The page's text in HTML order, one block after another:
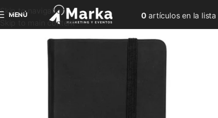
Skip to navigation
Skip to main content
MENÚ 0artículosen la lista